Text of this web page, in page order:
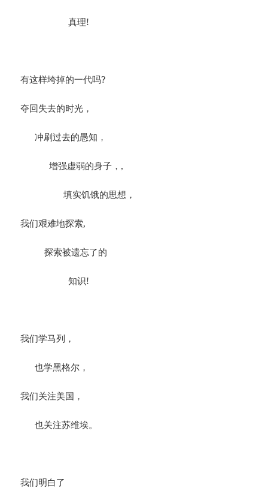
真理!
有这样垮掉的一代吗?
夺回失去的时光，
冲刷过去的愚知，
增强虚弱的身子，,
填实饥饿的思想，
我们艰难地探索,
探索被遗忘了的
知识!
我们学马列，
也学黑格尔，
我们关注美国，
也关注苏维埃。
我们明白了